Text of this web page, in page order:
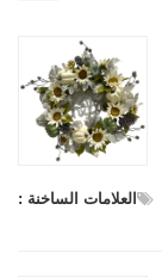
العلامات الساخنة :